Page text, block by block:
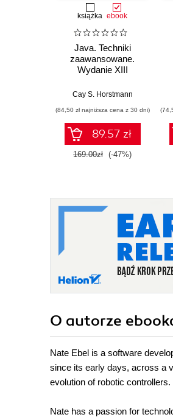
książka ebook
Java. Techniki
zaawansowane.
Wydanie XIII
Cay S. Horstmann
(84,50 zł najniższa cena z 30 dni)
89.57 zł
169.00zł (-47%)
O autorze
Nate Ebel is a software
since its early days, across a
evolution of robotic controllers.
Nate has a passion for